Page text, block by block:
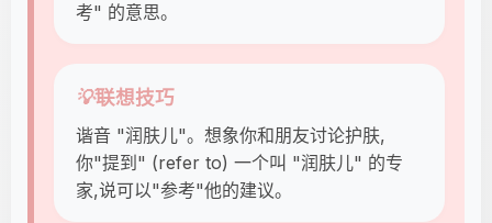
考" 的意思。
💡联想技巧
谐音 "润肤儿"。想象你和朋友讨论护肤,
你"提到" (refer to) 一个叫 "润肤儿" 的专
家,说可以"参考"他的建议。